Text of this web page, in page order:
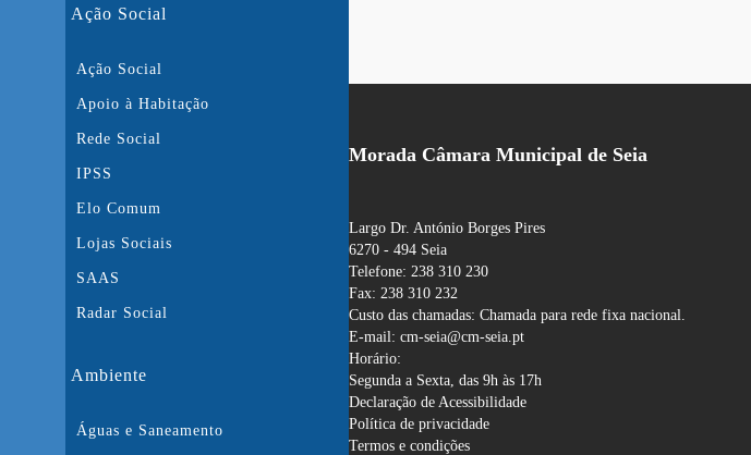
Ação Social
Ação Social
Apoio à Habitação
Rede Social
IPSS
Elo Comum
Lojas Sociais
SAAS
Radar Social
Ambiente
Águas e Saneamento
Morada Câmara Municipal de Seia
Largo Dr. António Borges Pires
6270 - 494 Seia
Telefone: 238 310 230
Fax: 238 310 232
Custo das chamadas: Chamada para rede fixa nacional.
E-mail: cm-seia@cm-seia.pt
Horário:
Segunda a Sexta, das 9h às 17h
Declaração de Acessibilidade
Política de privacidade
Termos e condições